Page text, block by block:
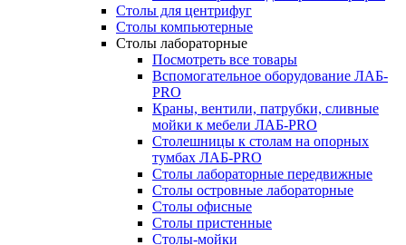
Столы для центрифуг
Столы компьютерные
Столы лабораторные
Посмотреть все товары
Вспомогательное оборудование ЛАБ-
PRO
Краны, вентили, патрубки, сливные
мойки к мебели ЛАБ-PRO
Столешницы к столам на опорных
тумбах ЛАБ-PRO
Столы лабораторные передвижные
Столы островные лабораторные
Столы офисные
Столы пристенные
Столы-мойки